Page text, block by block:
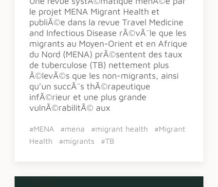
le projet MENA Migrant Health et
publiÃ©e dans la revue Travel Medicine
and Infectious Disease rÃ©vÃ¨le que les
migrants au Moyen-Orient et en Afrique
du Nord (MENA) prÃ©sentent des taux
de tuberculose (TB) nettement plus
Ã©levÃ©s que les non-migrants, ainsi
qu’un succÃ¨s thÃ©rapeutique
infÃ©rieur et une plus grande
vulnÃ©rabilitÃ© aux
#MENA #mena #migrant health
#Migrant
Health
#migrants #TB